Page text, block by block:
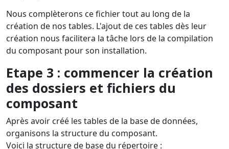
Nous complèterons ce fichier tout au long de la
création de nos tables. L'ajout de ces tables dès leur
création nous facilitera la tâche lors de la compilation
du composant pour son installation.
Etape 3 : commencer la création
des dossiers et fichiers du
composant
Après avoir créé les tables de la base de données,
organisons la structure du composant.
Voici la structure de base du répertoire :